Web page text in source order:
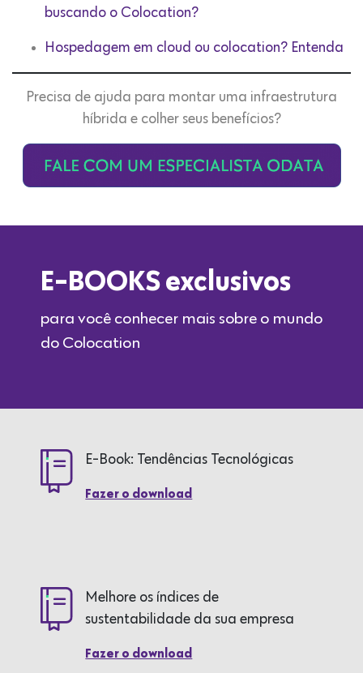
buscando o Colocation?
Hospedagem em cloud ou colocation? Entenda
Precisa de ajuda para montar uma infraestrutura
híbrida e colher seus benefícios?
E-BOOKS exclusivos
para você conhecer mais sobre o mundo
do Colocation
E-Book: Tendências Tecnológicas
Fazer o download
Melhore os índices de
sustentabilidade da sua empresa
Fazer o download